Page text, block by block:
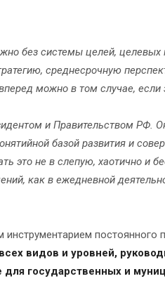
без системы целей, целевых
среднесрочную
можно в том случае, если
и Правительством РФ.
базой развития и
это не в слепую, хаотично и
как в ежедневной
постоянного
видов и уровней,
государственных и